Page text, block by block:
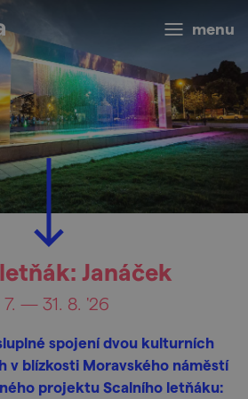
menu
Janáček
7. — 31. 8. '26
spojení dvou kulturních
v blízkosti Moravského náměstí
projektu Scalního letňáku: